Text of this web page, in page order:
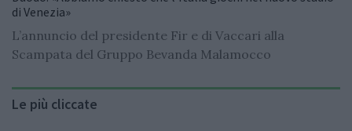
di Venezia»
L’annuncio del presidente Fir e di Vaccari alla
Scampata del Gruppo Bevanda Malamocco
Le più cliccate